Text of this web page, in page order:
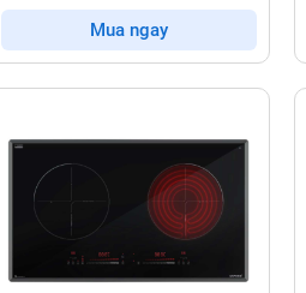
Mua ngay